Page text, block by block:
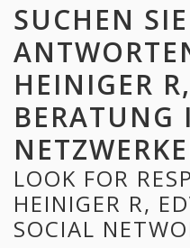
SUCHEN
HEINIGER
BERATUNG
LOOK FOR
HEINIGER R,
SOCIAL